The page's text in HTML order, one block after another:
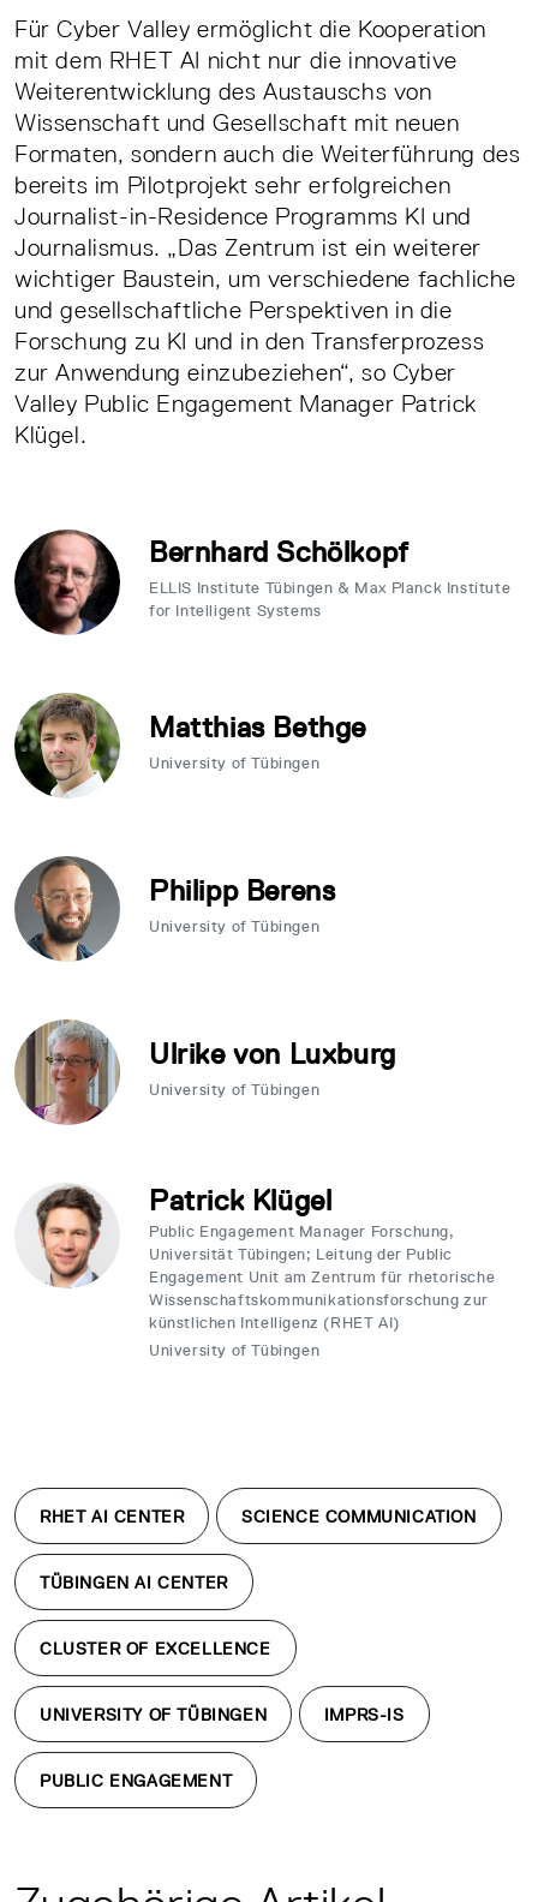
Für Cyber Valley ermöglicht die Kooperation
mit dem RHET AI nicht nur die innovative
Weiterentwicklung des Austauschs von
Wissenschaft und Gesellschaft mit neuen
Formaten, sondern auch die Weiterführung des
bereits im Pilotprojekt sehr erfolgreichen
Journalist-in-Residence Programms KI und
Journalismus. „Das Zentrum ist ein weiterer
wichtiger Baustein, um verschiedene fachliche
und gesellschaftliche Perspektiven in die
Forschung zu KI und in den Transferprozess
zur Anwendung einzubeziehen“, so Cyber
Valley Public Engagement Manager Patrick
Klügel.
Bernhard Schölkopf
ELLIS Institute Tübingen & Max Planck Institute
for Intelligent Systems
Matthias Bethge
University of Tübingen
Philipp Berens
University of Tübingen
Ulrike von Luxburg
University of Tübingen
Patrick Klügel
Public Engagement Manager Forschung,
Universität Tübingen; Leitung der Public
Engagement Unit am Zentrum für rhetorische
Wissenschaftskommunikationsforschung zur
künstlichen Intelligenz (RHET AI)
University of Tübingen
RHET AI CENTER SCIENCE COMMUNICATION
TÜBINGEN AI CENTER
CLUSTER OF EXCELLENCE
UNIVERSITY OF TÜBINGEN IMPRS-IS
PUBLIC ENGAGEMENT